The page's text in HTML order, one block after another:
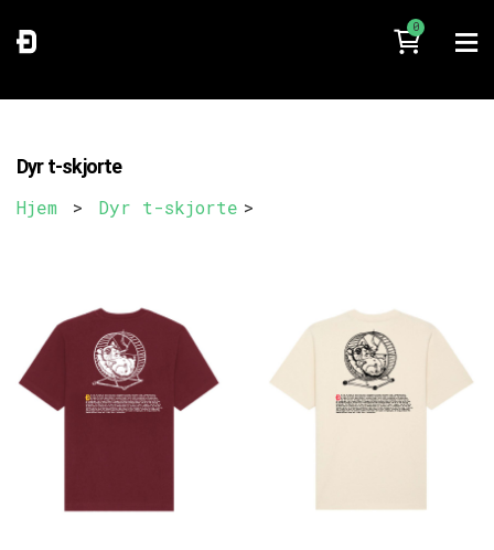
0
Dyr t-skjorte
Hjem
> Dyr t-skjorte >